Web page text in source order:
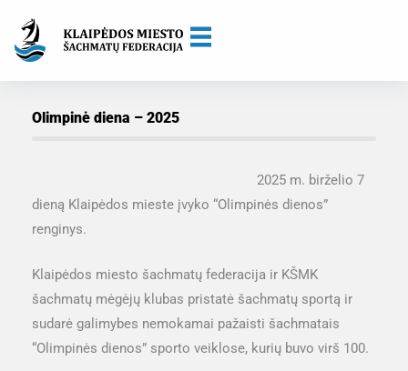
content
Olimpinė diena – 2025
2025 m. birželio 7
dieną Klaipėdos mieste įvyko “Olimpinės dienos”
renginys.
Klaipėdos miesto šachmatų federacija ir KŠMK
šachmatų mėgėjų klubas pristatė šachmatų sportą ir
sudarė galimybes nemokamai pažaisti šachmatais
“Olimpinės dienos” sporto veiklose, kurių buvo virš 100.